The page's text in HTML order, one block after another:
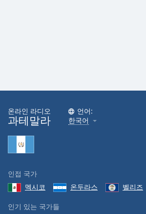
온라인 라디오
과테말라
언어:
한국어
인접 국가
멕시코
온두라스 벨리즈
인기 있는 국가들